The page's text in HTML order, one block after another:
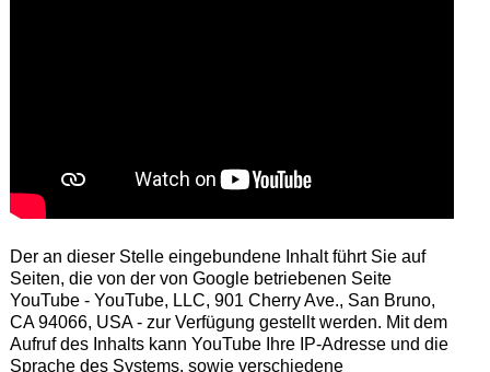
Der an dieser Stelle eingebundene Inhalt führt Sie auf
Seiten, die von der von Google betriebenen Seite
YouTube - YouTube, LLC, 901 Cherry Ave., San Bruno,
CA 94066, USA - zur Verfügung gestellt werden. Mit dem
Aufruf des Inhalts kann YouTube Ihre IP-Adresse und die
Sprache des Systems, sowie verschiedene